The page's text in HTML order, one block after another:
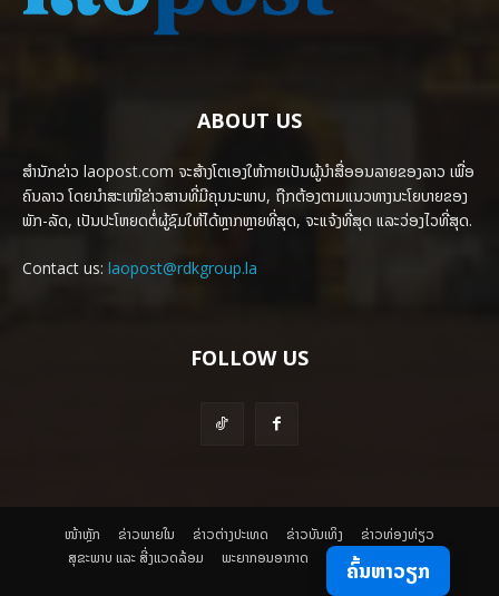
ABOUT US
ສຳນັກຂ່າວ laopost.com ຈະສ້າງໂຕເອງໃຫ້ກາຍເປັນຜູ້ນຳສື່ອອນລາຍຂອງລາວ ເພື່ອ
ຄົນລາວ ໂດຍນຳສະເໜີຂ່າວສານທີ່ມີຄຸນນະພາບ, ຖືກຕ້ອງຕາມແນວທາງນະໂຍບາຍຂອງ
ພັກ-ລັດ, ເປັນປະໂຫຍດຕໍ່ຜູ້ຊົມໃຫ້ໄດ້ຫຼາກຫຼາຍທີ່ສຸດ, ຈະແຈ້ງທີ່ສຸດ ແລະວ່ອງໄວທີ່ສຸດ.
Contact us: laopost@rdkgroup.la
FOLLOW US
ໜ້າຫຼັກ ຂ່າວພາຍ​ໃນ ຂ່າວຕ່າງປະເທດ ​ຂ່າວບັນເທິງ
​ຂ່າວທ່ອງທ່ຽວ
ສຸຂະພາບ ແລະ ສີ່ງແວດລ້ອມ
ພະຍາກອນອາກາດ ຄົ້ນຫາວຽກ